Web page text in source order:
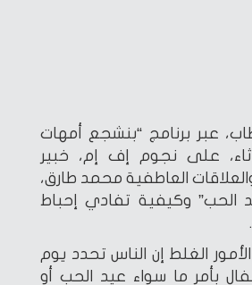
عبر برنامج “بنشجع أمهات
على نجوم إف إم، خبير
والعلاقات العاطفية محمد طارق،
الحب” وكيفية تفادي إحباط
الغلط إن الناس تحدد يوم
بأمر ما سواء عيد الحب أو